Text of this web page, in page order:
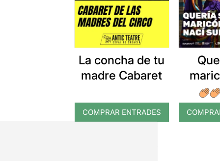
La concha de tu
madre Cabaret
COMPRAR ENTRADES